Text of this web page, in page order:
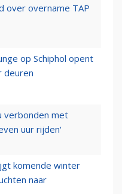
over overname TAP
op Schiphol opent
deuren
verbonden met
uur rijden'
komende winter
naar